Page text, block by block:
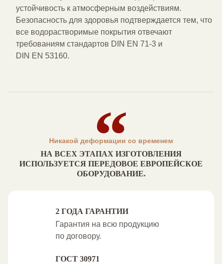
устойчивость к атмосферным воздействиям.
Безопасность для здоровья подтверждается тем, что
все водорастворимые покрытия отвечают
требованиям стандартов DIN EN 71-3 и
DIN EN 53160.
Никакой деформации со временем
НА ВСЕХ ЭТАПАХ ИЗГОТОВЛЕНИЯ
ИСПОЛЬЗУЕТСЯ ПЕРЕДОВОЕ ЕВРОПЕЙСКОЕ
ОБОРУДОВАНИЕ.
2 ГОДА ГАРАНТИИ
Гарантия на всю продукцию
по договору.
ГОСТ 30971